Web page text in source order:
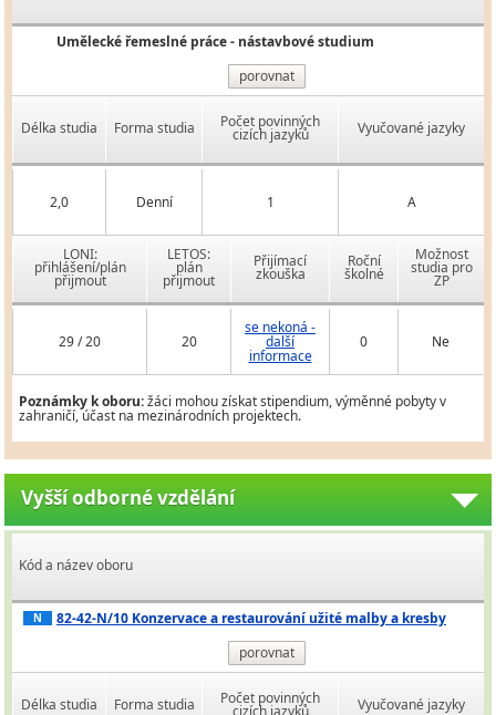
Umělecké řemeslné práce - nástavbové studium
porovnat
Délka studia Forma studia Počet povinných
cizích jazyků Vyučované jazyky
2,0 Denní 1 A
LONI:
přihlášení/plán
přijmout
LETOS:
plán
přijmout
Přijímací
zkouška
Roční
školné
Možnost
studia pro
ZP
29 / 20 20
se nekoná -
další
informace
0 Ne
Poznámky k oboru:žáci mohou získat stipendium, výměnné pobyty v
zahraničí, účast na mezinárodních projektech.
Vyšší odborné vzdělání
Kód a název oboru
N
82-42-N/10 Konzervace a restaurování užité malby a kresby
porovnat
Délka studia Forma studia Počet povinných Vyučované jazyky